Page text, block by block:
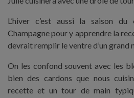
L’hiver c’est aussi la saison
Champagne pour y apprendre la
devrait remplir le ventre d’un grand
On les confond souvent avec les
bien des cardons que nous
recette et un tour de main